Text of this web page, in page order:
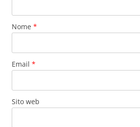
Nome *
Email *
Sito web